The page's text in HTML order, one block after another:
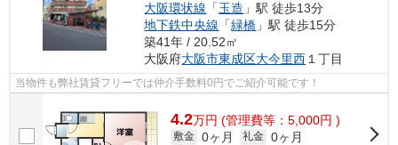
大阪環状線 「玉造 」駅 徒歩13分
地下鉄中央線 「緑橋 」駅 徒歩15分
築41年 / 20.52㎡
大阪府大阪市東成区大今里西 １丁目
当物件も弊社賃貸フリーでは仲介手数料0円でご紹介可能です！
4.2万円 (管理費等：5,000円 )
敷金 0ヶ月 礼金 0ヶ月